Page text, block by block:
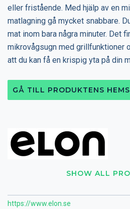
SHOW ALL
https://www.elon.se
eller fristående. Med hjälp av en
matlagning gå mycket snabbare.
mat inom bara några minuter. Det
mikrovågsugn med grillfunktioner
att du kan få en krispig yta på din
GÅ TILL PRODUKTENS